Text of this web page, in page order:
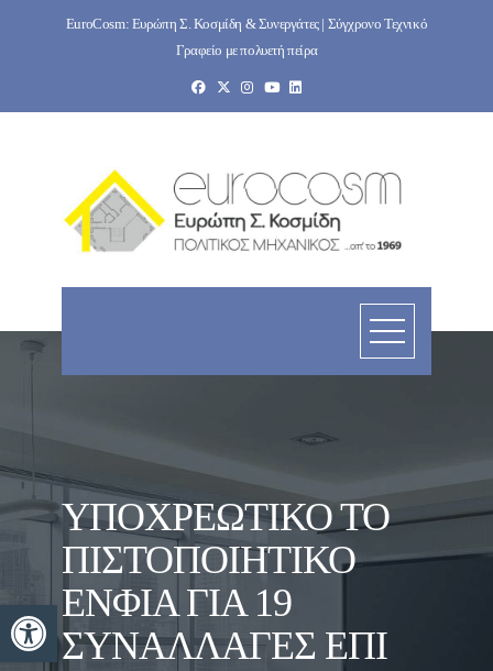
Ανοίξτε τη γραμμή εργαλείων
EuroCosm: Ευρώπη Σ. Κοσμίδη & Συνεργάτες | Σύγχρονο Τεχνικό
Γραφείο με πολυετή πείρα
ΥΠΟΧΡΕΩΤΙΚΌ ΤΟ
ΠΙΣΤΟΠΟΙΗΤΙΚΌ
ΕΝΦΙΑ ΓΙΑ 19
ΣΥΝΑΛΛΑΓΈΣ ΕΠΊ